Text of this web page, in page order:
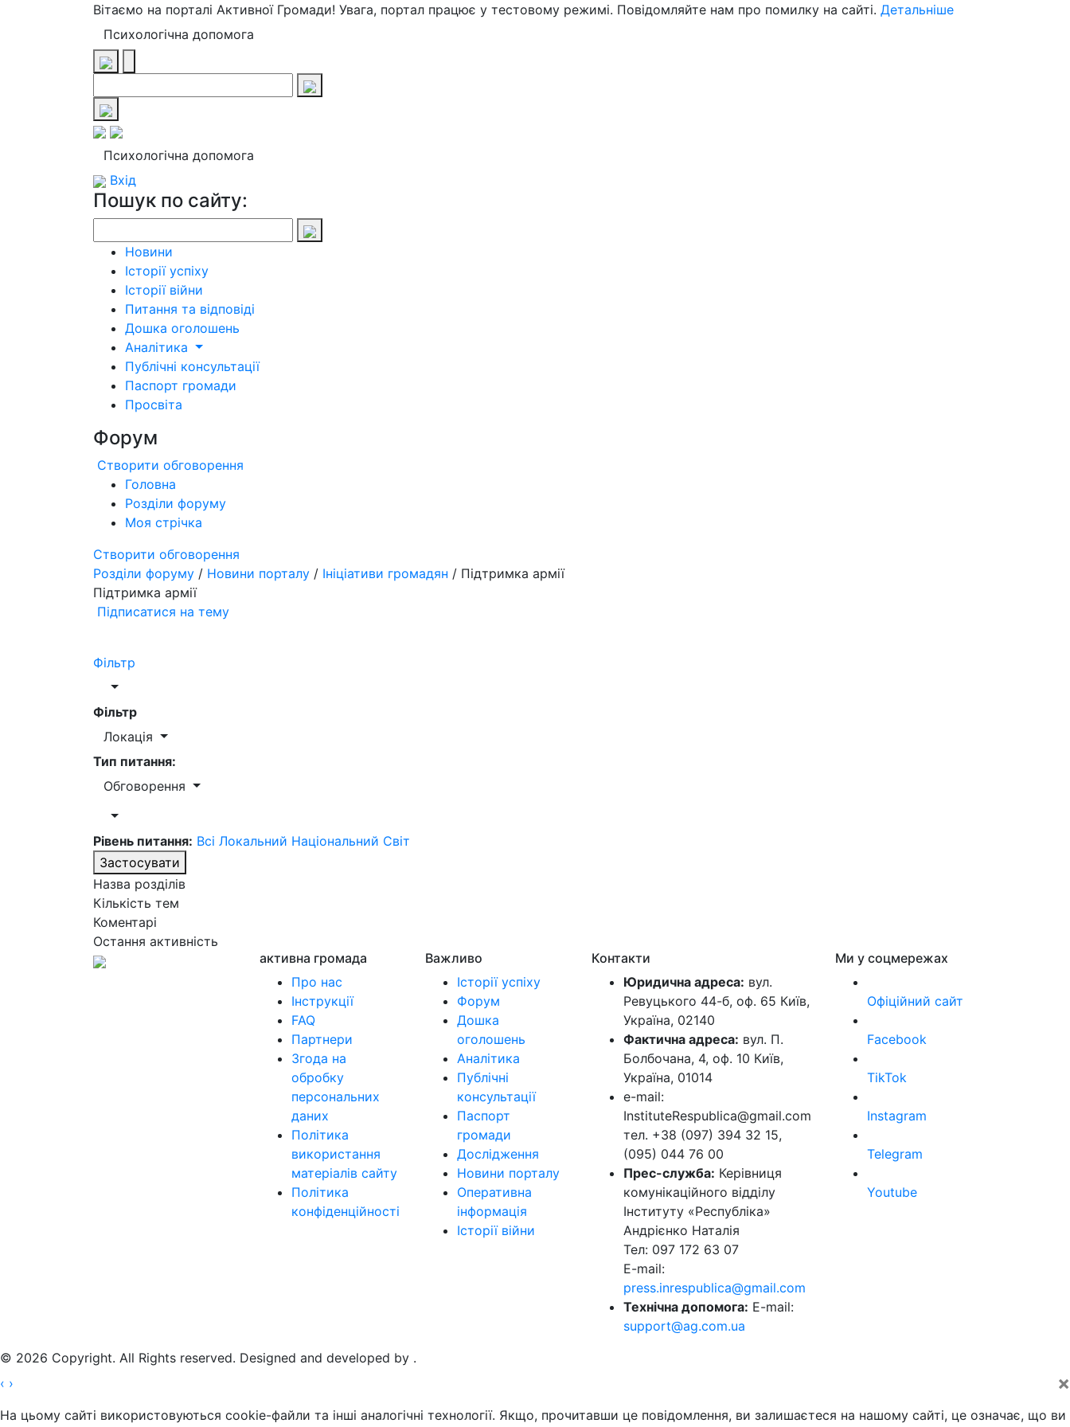
Вітаємо на порталі Активної Громади! Увага, портал працює у тестовому режимі. Повідомляйте нам про помилку на сайті. Детальніше
Психологічна допомога
Психологічна допомога
Вхід
Пошук по сайту:
Новини
Історії успіху
Історії війни
Питання та відповіді
Дошка оголошень
Аналітика
Публічні консультації
Паспорт громади
Просвіта
Форум
Створити обговорення
Головна
Розділи форуму
Моя стрічка
Створити обговорення
Розділи форуму / Новини порталу / Ініціативи громадян / Підтримка армії
Підтримка армії
Підписатися на тему
Фільтр
Фільтр
Локація
Тип питання:
Обговорення
Рівень питання: Всі Локальний Національний Світ
Застосувати
Назва розділів
Кількість тем
Коментарі
Остання активність
активна громада
Про нас
Інструкції
FAQ
Партнери
Згода на
обробку
персональних
даних
Політика
використання
матеріалів сайту
Політика
конфіденційності
Важливо
Історії успіху
Форум
Дошка
оголошень
Аналітика
Публічні
консультації
Паспорт
громади
Дослідження
Новини порталу
Оперативна
інформація
Історії війни
Контакти
Юридична адреса: вул.
Ревуцького 44-б, оф. 65 Київ,
Україна, 02140
Фактична адреса: вул. П.
Болбочана, 4, оф. 10 Київ,
Україна, 01014
e-mail:
InstituteRespublica@gmail.com
тел. +38 (097) 394 32 15,
(095) 044 76 00
Прес-служба: Керівниця
комунікаційного відділу
Інституту «Республіка»
Андрієнко Наталія
Тел: 097 172 63 07
E-mail:
press.inrespublica@gmail.com
Технічна допомога: E-mail:
support@ag.com.ua
Ми у соцмережах
Офіційний сайт
Facebook
TikTok
Instagram
Telegram
Youtube
© 2026 Copyright. All Rights reserved. Designed and developed by .
‹ › ×
На цьому сайті використовуються cookie-файли та інші аналогічні технології. Якщо, прочитавши це повідомлення, ви залишаєтеся на нашому сайті, це означає, що ви